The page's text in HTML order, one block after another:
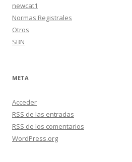
newcat1
Normas Registrales
Otros
SBN
META
Acceder
RSS de las entradas
RSS de los comentarios
WordPress.org